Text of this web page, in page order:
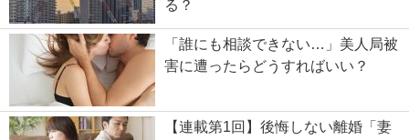
る？
「誰にも相談できない…」美人局被
害に遭ったらどうすればいい？
【連載第1回】後悔しない離婚「妻